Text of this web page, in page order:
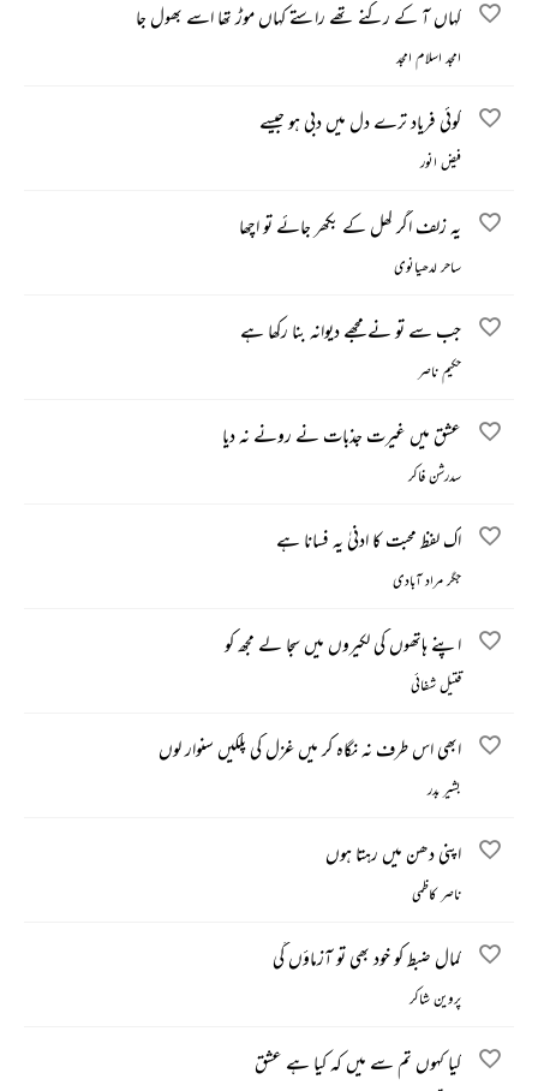
کہاں آ کے رکنے تھے راستے کہاں موڑ تھا اسے بھول جا
امجد اسلام امجد
کوئی فریاد ترے دل میں دبی ہو جیسے
فیض انور
یہ زلف اگر کھل کے بکھر جائے تو اچھا
ساحر لدھیانوی
جب سے تو نے مجھے دیوانہ بنا رکھا ہے
حکیم ناصر
عشق میں غیرت جذبات نے رونے نہ دیا
سدرشن فاکر
اک لفظ محبت کا ادنیٰ یہ فسانا ہے
جگر مراد آبادی
اپنے ہاتھوں کی لکیروں میں سجا لے مجھ کو
قتیل شفائی
ابھی اس طرف نہ نگاہ کر میں غزل کی پلکیں سنوار لوں
بشیر بدر
اپنی دھن میں رہتا ہوں
ناصر کاظمی
کمال ضبط کو خود بھی تو آزماؤں گی
پروین شاکر
کیا کہوں تم سے میں کہ کیا ہے عشق